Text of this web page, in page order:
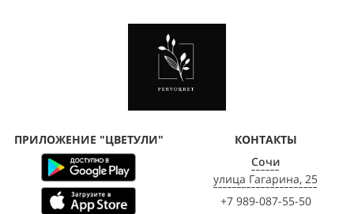
ПРИЛОЖЕНИЕ "ЦВЕТУЛИ"
КОНТАКТЫ
Сочи
улица Гагарина, 25
+7 989-087-55-50